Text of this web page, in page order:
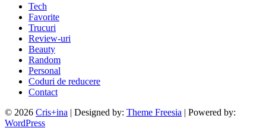
Tech
Favorite
Trucuri
Review-uri
Beauty
Random
Personal
Coduri de reducere
Contact
© 2026 Cris+ina | Designed by: Theme Freesia | Powered by:
WordPress